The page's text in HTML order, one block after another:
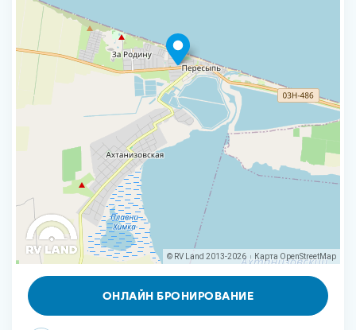
© RV Land 2013-2026 | Карта OpenStreetMap
ОНЛАЙН БРОНИРОВАНИЕ